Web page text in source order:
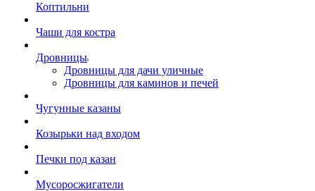
Коптильни
Чаши для костра
Дровницы
Дровницы для дачи уличные
Дровницы для каминов и печей
Чугунные казаны
Козырьки над входом
Печки под казан
Мусоросжигатели